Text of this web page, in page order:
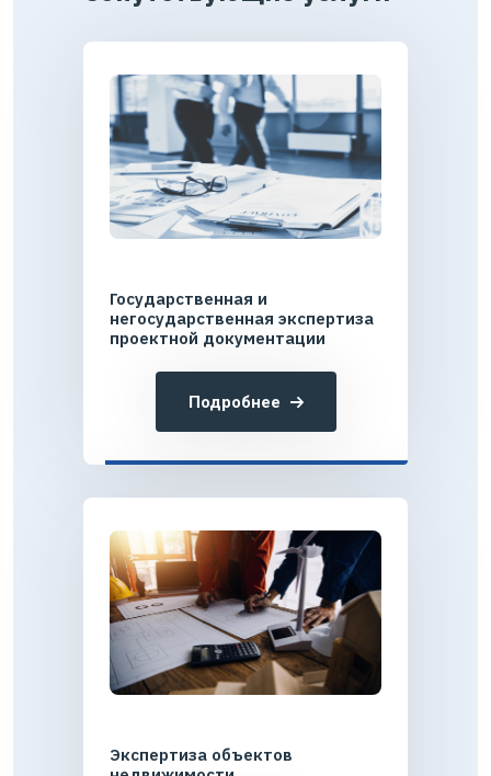
Государственная и
негосударственная экспертиза
проектной документации
Подробнее
Экспертиза объектов